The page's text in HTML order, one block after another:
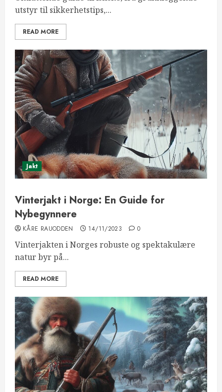
utstyr til sikkerhetstips,...
READ MORE
Jakt
Vinterjakt i Norge: En Guide for
Nybegynnere
KÅRE RAUODDEN 14/11/2023 0
Vinterjakten i Norges robuste og spektakulære
natur byr på...
READ MORE